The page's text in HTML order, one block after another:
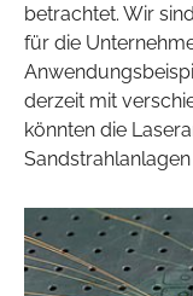
betrachtet. Wir
für die
derzeit mit
könnten die